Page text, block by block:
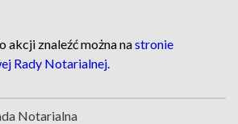
akcji znaleźć można nastronie
Rady Notarialnej.
Notarialna